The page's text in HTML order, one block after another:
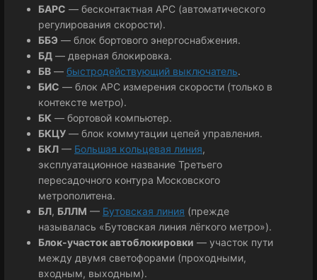
БАРС — бесконтактная АРС (автоматического
регулирования скорости).
ББЭ — блок бортового энергоснабжения.
БД — дверная блокировка.
БВ — быстродействующий выключатель.
БИС — блок АРС измерения скорости (только в
контексте метро).
БК — бортовой компьютер.
БКЦУ — блок коммутации цепей управления.
БКЛ — Большая кольцевая линия,
эксплуатационное название Третьего
пересадочного контура Московского
метрополитена.
БЛ, БЛЛМ — Бутовская линия (прежде
называлась «Бутовская линия лёгкого метро»).
Блок-участок автоблокировки — участок пути
между двумя светофорами (проходными,
входным, выходным).